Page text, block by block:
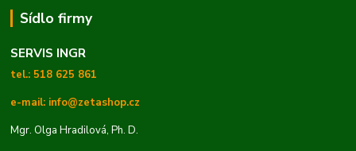
Sídlo firmy
SERVIS INGR
tel.: 518 625 861
e-mail: info@zetashop.cz
Mgr. Olga Hradilová, Ph. D.